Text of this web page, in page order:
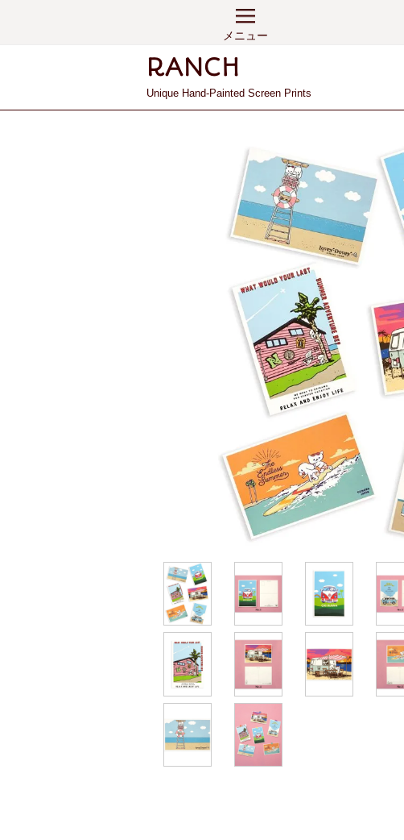
メニュー
Unique Hand-Painted Screen Prints